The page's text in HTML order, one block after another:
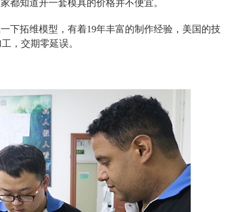
都知道开一套模具的价格并不便宜。
下拓维模型，有着19年丰富的制作经验，美国的技
，交期零延误。